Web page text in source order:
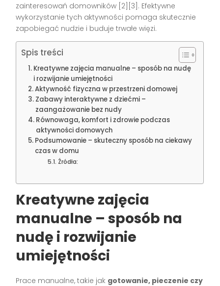
zainteresowań domowników [2][3] . Efektywne
wykorzystanie tych aktywności pomaga skutecznie
zapobiegać nudzie i buduje trwałe więzi.
Spis treści
Kreatywne zajęcia manualne – sposób na nudę
i rozwijanie umiejętności
Aktywność fizyczna w przestrzeni domowej
Zabawy interaktywne z dziećmi –
zaangażowanie bez nudy
Równowaga, komfort i zdrowie podczas
aktywności domowych
Podsumowanie – skuteczny sposób na ciekawy
czas w domu
Źródła:
Kreatywne zajęcia
manualne – sposób na
nudę i rozwijanie
umiejętności
Prace manualne, takie jak gotowanie, pieczenie czy